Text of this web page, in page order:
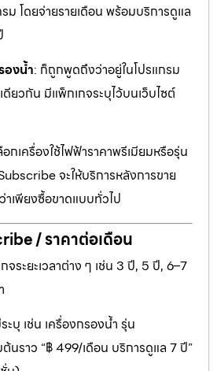
ม โดยจ่ายรายเดือน พร้อมบริการดูแล
องน้ำ: ก็ถูกพูดถึงว่าอยู่ในโปรแกรม
ยวกัน มีแพ็กเกจระบุไว้บนเว็บไซต์
กเครื่องใช้ไฟฟ้าราคาพรีเมียมหรือรุ่น
จะให้บริการหลังการขาย
เพียงซื้อขาดแบบทั่วไป
/ ราคาต่อเดือน
จระยะเวลาต่าง ๆ เช่น 3 ปี, 5 ปี, 6–7
ะบุ เช่น เครื่องกรองน้ำ รุ่น
นราว “฿ 499/เดือน บริการดูแล 7 ปี”